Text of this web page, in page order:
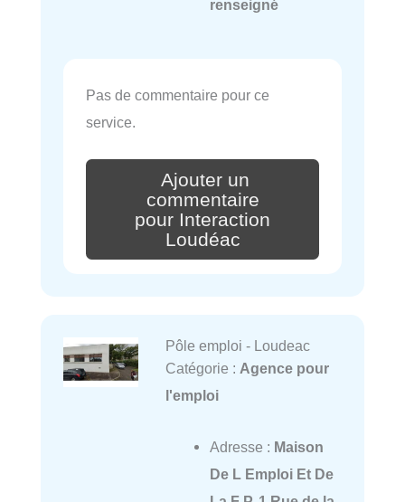
renseigné
Pas de commentaire pour ce
service.
Ajouter un
commentaire
pour Interaction
Loudéac
Pôle emploi - Loudeac
Catégorie : Agence pour
l'emploi
Adresse : Maison
De L Emploi Et De